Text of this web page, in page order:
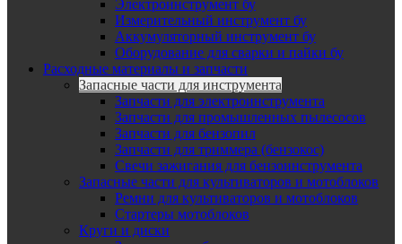
Электроинструмент бу
Измерительный инструмент бу
Аккумуляторный инструмент бу
Оборудование для сварки и пайки бу
Расходные материалы и запчасти
Запасные части для инструмента
Запчасти для электроинструмента
Запчасти для промышленных пылесосов
Запчасти для бензопил
Запчасти для триммера (бензокос)
Свечи зажигания для бензоинструмента
Запасные части для культиваторов и мотоблоков
Ремни для культиваторов и мотоблоков
Стартеры мотоблоков
Круги и диски